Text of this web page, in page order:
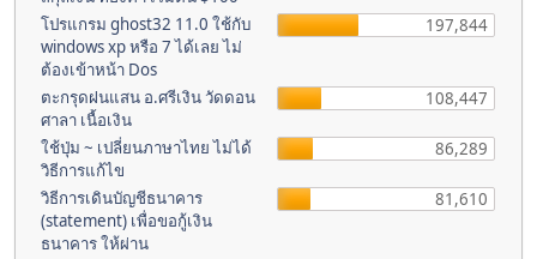
โปรแกรม ghost32 11.0 ใช้กับ
windows xp หรือ 7 ได้เลย ไม่
ต้องเข้าหน้า Dos
197,844
ตะกรุดฝนแสน อ.ศรีเงิน วัดดอน
ศาลา เนื้อเงิน
108,447
ใช้ปุ่ม ~ เปลี่ยนภาษาไทย ไม่ได้
วิธีการแก้ไข
86,289
วิธีการเดินบัญชีธนาคาร
(statement) เพื่อขอกู้เงิน
ธนาคาร ให้ผ่าน
81,610